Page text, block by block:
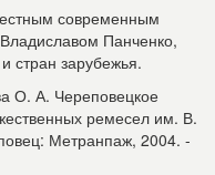
современным
Панченко,
стран зарубежья.
О. А. Череповецкое
ремесел им. В.
Метранпаж, 2004. -